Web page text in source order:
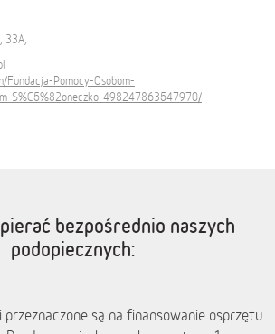
33A,
Pomocy-Osobom-
S%C5%82oneczko-498247863547970/
bezpośrednio naszych
podopiecznych:
przeznaczone są na finansowanie osprzętu